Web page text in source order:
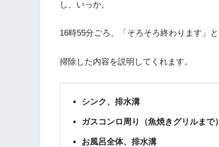
し、いっか。
16時55分ごろ、「そろそろ終わります」と
掃除した内容を説明してくれます。
シンク、排水溝
ガスコンロ周り（魚焼きグリルまで）
お風呂全体、排水溝